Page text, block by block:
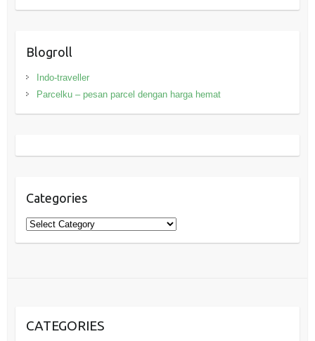
Blogroll
Indo-traveller
Parcelku – pesan parcel dengan harga hemat
Categories
Categories
CATEGORIES